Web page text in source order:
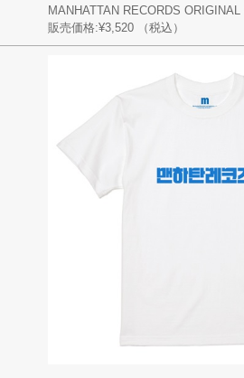
MANHATTAN RECORDS ORIGINAL
販売価格:¥3,520 （税込）